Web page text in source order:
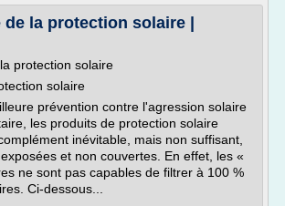
la protection solaire |
protection solaire
solaire
prévention contre l'agression solaire
les produits de protection solaire
inévitable, mais non suffisant,
et non couvertes. En effet, les «
ne sont pas capables de filtrer à 100 %
Ci-dessous...